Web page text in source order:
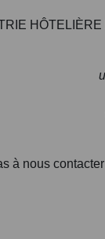
à nous contacter